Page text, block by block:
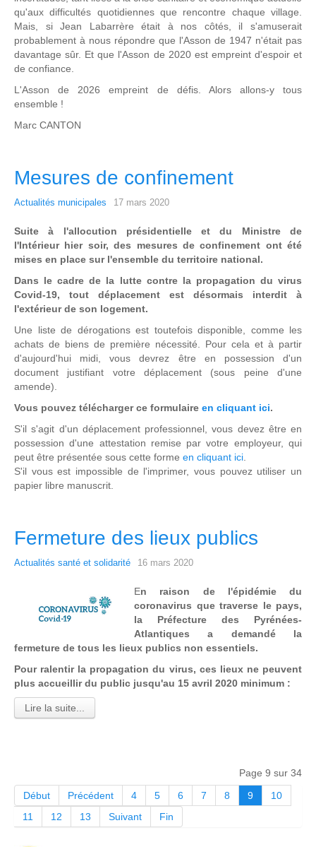
qu'aux difficultés quotidiennes que rencontre chaque village.
Mais, si Jean Labarrère était à nos côtés, il s'amuserait
probablement à nous répondre que l'Asson de 1947 n'était pas
davantage sûr. Et que l'Asson de 2020 est empreint d'espoir et
de confiance.
L'Asson de 2026 empreint de défis. Alors allons-y tous
ensemble !
Marc CANTON
Mesures de confinement
Actualités municipales 17 mars 2020
Suite à l'allocution présidentielle et du Ministre de
l'Intérieur hier soir, des mesures de confinement ont été
mises en place sur l'ensemble du territoire national.
Dans le cadre de la lutte contre la propagation du virus
Covid-19, tout déplacement est désormais interdit à
l'extérieur de son logement.
Une liste de dérogations est toutefois disponible, comme les
achats de biens de première nécessité. Pour cela et à partir
d'aujourd'hui midi, vous devrez être en possession d'un
document justifiant votre déplacement (sous peine d'une
amende).
Vous pouvez télécharger ce formulaire en cliquant ici.
S'il s'agit d'un déplacement professionnel, vous devez être en
possession d'une attestation remise par votre employeur, qui
peut être présentée sous cette forme en cliquant ici
S'il vous est impossible de l'imprimer, vous pouvez utiliser un
papier libre manuscrit.
Fermeture des lieux publics
Actualités santé et solidarité 16 mars 2020
En raison de l'épidémie du
coronavirus que traverse le pays,
la Préfecture des Pyrénées-
Atlantiques a demandé la
fermeture de tous les lieux publics non essentiels.
Pour ralentir la propagation du virus, ces lieux ne peuvent
plus accueillir du public jusqu'au 15 avril 2020 minimum :
Lire la suite...
Page 9 sur 34
Début
Précédent 4 5 6 7 8 9
10
11
12 13 Suivant Fin